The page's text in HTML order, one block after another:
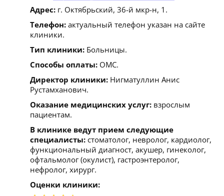
Адрес: г. Октябрьский, 36-й мкр-н, 1.
Телефон: актуальный телефон указан на сайте
клиники.
Тип клиники: Больницы.
Способы оплаты: ОМС.
Директор клиники: Нигматуллин Анис
Рустамханович.
Оказание медицинских услуг: взрослым
пациентам.
В клинике ведут прием следующие
специалисты: стоматолог, невролог, кардиолог,
функциональный диагност, акушер, гинеколог,
офтальмолог (окулист), гастроэнтеролог,
нефролог, хирург.
Оценки клиники: